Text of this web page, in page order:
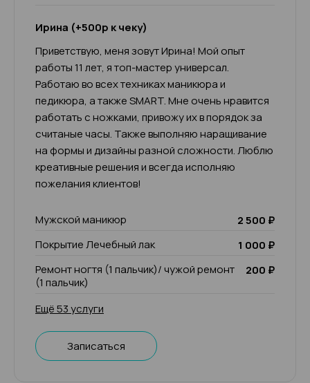
Ирина (+500р к чеку)
Приветствую, меня зовут Ирина! Мой опыт
работы 11 лет, я топ-мастер универсал.
Работаю во всех техниках маникюра и
педикюра, а также SMART. Мне очень нравится
работать с ножками, привожу их в порядок за
считаные часы. Также выполняю наращивание
на формы и дизайны разной сложности. Люблю
креативные решения и всегда исполняю
пожелания клиентов!
Мужской маникюр
2 500 ₽
Покрытие Лечебный лак
1 000 ₽
Ремонт ногтя (1 пальчик)/ чужой ремонт
(1 пальчик)
200 ₽
Ещё 53 услуги
Записаться